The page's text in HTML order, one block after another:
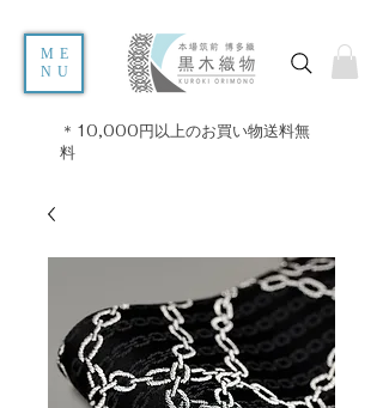
ME
NU
＊10,000円以上のお買い物送料無
料